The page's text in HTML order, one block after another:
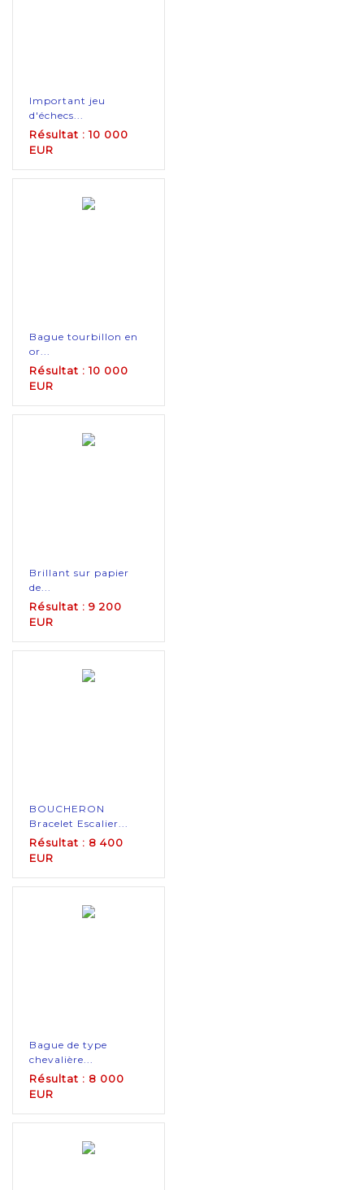
Important jeu
d'échecs...
Résultat : 10 000
EUR
Bague tourbillon en
or...
Résultat : 10 000
EUR
Brillant sur papier
de...
Résultat : 9 200
EUR
BOUCHERON
Bracelet Escalier...
Résultat : 8 400
EUR
Bague de type
chevalière...
Résultat : 8 000
EUR